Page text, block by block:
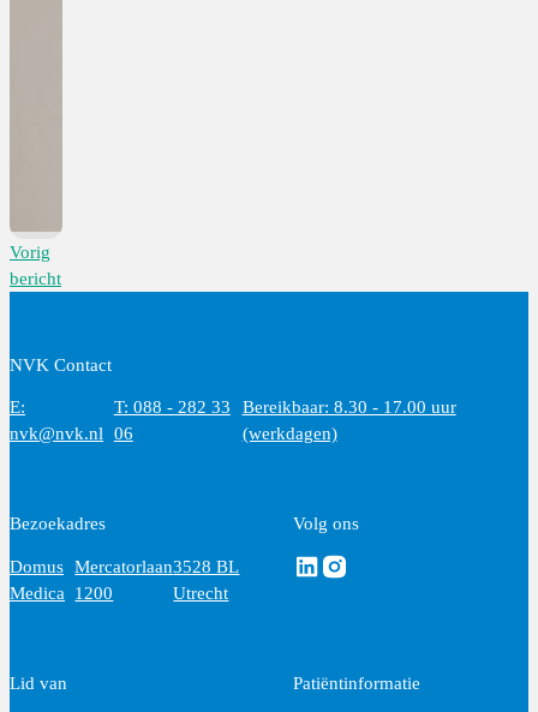
Vorig
bericht
NVK Contact
E:
nvk@nvk.nl
T: 088 - 282 33
06
Bereikbaar: 8.30 - 17.00 uur
(werkdagen)
Bezoekadres
Domus
Medica
Mercatorlaan
1200
3528 BL
Utrecht
Volg ons
Volg ons via Linkedin
Volg ons via Instagram
Lid van Patiëntinformatie